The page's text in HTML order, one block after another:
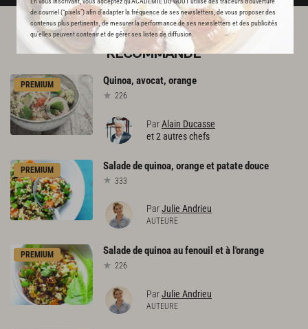
de courriel (“pixels”) afin d’adapter la fréquence de ses newsletters, de vous proposer des
contenus plus pertinents, de mesurer la performance de ses newsletters et des publicités
qu’elles peuvent contenir et de gérer ses listes de diffusion.
L'ACADÉMIE DU GOÛT VOUS
RECOMMANDE
PREMIUM Quinoa, avocat, orange
226
ParAlain Ducasse
et 2 autres chefs
PREMIUM Saladedequinoa, orangeetpatatedouce
333
ParJulie Andrieu
AUTEURE
PREMIUM Saladedequinoaaufenouil età l'orange
226
ParJulie Andrieu
AUTEURE